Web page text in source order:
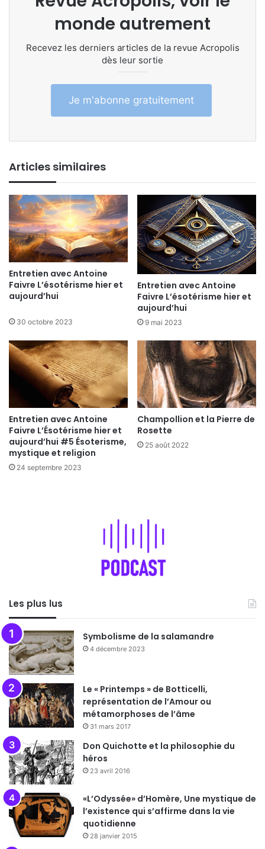
monde autrement
Recevez les derniers articles de la revue Acropolis
dès leur sortie
Je m'abonne gratuitement
Articles similaires
Entretien avec Antoine
Faivre L’ésotérisme hier et
aujourd’hui
30 octobre 2023
Entretien avec Antoine
Faivre L’ésotérisme hier et
aujourd’hui
9 mai 2023
Entretien avec Antoine
Faivre L’Ésotérisme hier et
aujourd’hui #5 Ésoterisme,
mystique et religion
24 septembre 2023
Champollion et la Pierre de
Rosette
25 août 2022
Les plus lus
Symbolisme de la salamandre
4 décembre 2023
Le « Printemps » de Botticelli,
représentation de l’Amour ou
métamorphoses de l’âme
31 mars 2017
Don Quichotte et la philosophie du
héros
23 avril 2016
«L’Odyssée» d’Homère, Une mystique de
l’existence qui s’affirme dans la vie
quotidienne
28 janvier 2015